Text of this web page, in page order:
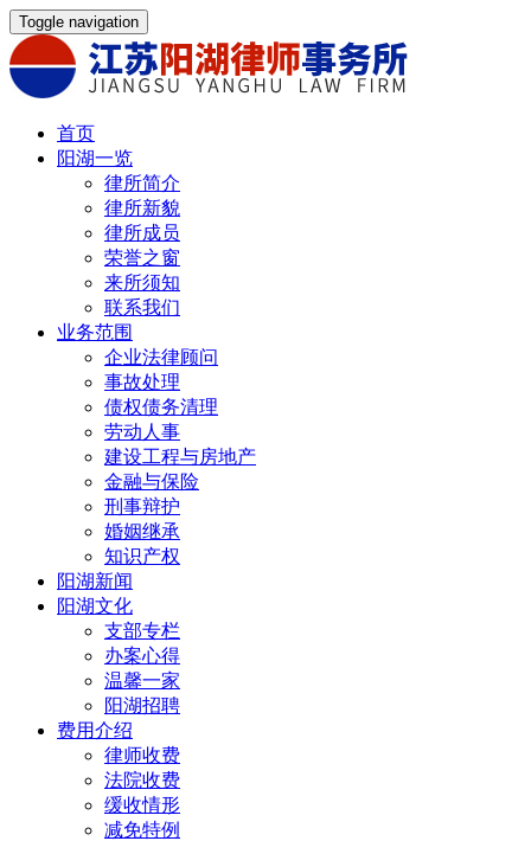
Toggle navigation
首页
阳湖一览
律所简介
律所新貌
律所成员
荣誉之窗
来所须知
联系我们
业务范围
企业法律顾问
事故处理
债权债务清理
劳动人事
建设工程与房地产
金融与保险
刑事辩护
婚姻继承
知识产权
阳湖新闻
阳湖文化
支部专栏
办案心得
温馨一家
阳湖招聘
费用介绍
律师收费
法院收费
缓收情形
减免特例